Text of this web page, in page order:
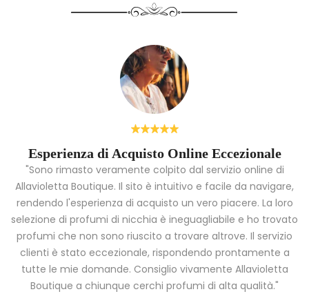
Esperienza di Acquisto Online Eccezionale
"Sono rimasto veramente colpito dal servizio online di
Allavioletta Boutique. Il sito è intuitivo e facile da navigare,
rendendo l'esperienza di acquisto un vero piacere. La loro
selezione di profumi di nicchia è ineguagliabile e ho trovato
profumi che non sono riuscito a trovare altrove. Il servizio
clienti è stato eccezionale, rispondendo prontamente a
tutte le mie domande. Consiglio vivamente Allavioletta
Boutique a chiunque cerchi profumi di alta qualità."